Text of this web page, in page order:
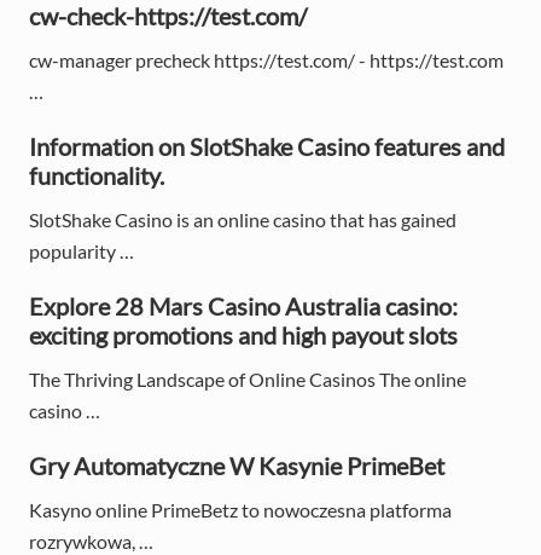
t
:
t
:
i
m
r
y
S
i
d
e
b
a
r
cw-check-https://test.com/
cw-manager precheck https://test.com/ - https://test.com
…
Information on SlotShake Casino features and
functionality.
SlotShake Casino is an online casino that has gained
popularity …
Explore 28 Mars Casino Australia casino:
exciting promotions and high payout slots
The Thriving Landscape of Online Casinos The online
casino …
Gry Automatyczne W Kasynie PrimeBet
Kasyno online PrimeBetz to nowoczesna platforma
rozrywkowa, …